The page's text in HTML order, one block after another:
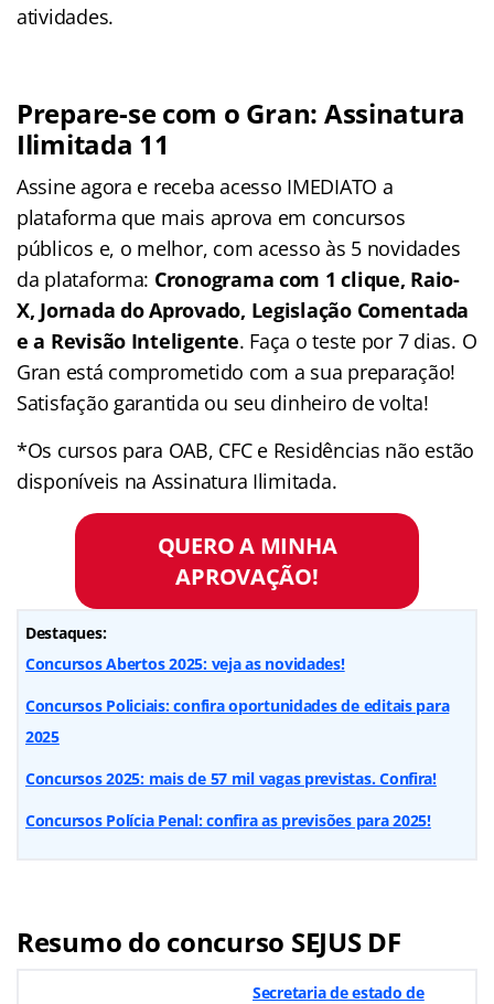
atividades.
Prepare-se com o Gran: Assinatura
Ilimitada 11
Assine agora e receba acesso IMEDIATO a
plataforma que mais aprova em concursos
públicos e, o melhor, com acesso às 5 novidades
da plataforma: Cronograma com 1 clique, Raio-
X, Jornada do Aprovado, Legislação Comentada
e a Revisão Inteligente. Faça o teste por 7 dias. O
Gran está comprometido com a sua preparação!
Satisfação garantida ou seu dinheiro de volta!
*Os cursos para OAB, CFC e Residências não estão
disponíveis na Assinatura Ilimitada.
QUERO A MINHA
APROVAÇÃO!
Destaques:
Concursos Abertos 2025: veja as novidades!
Concursos Policiais: confira oportunidades de editais para
2025
Concursos 2025: mais de 57 mil vagas previstas. Confira!
Concursos Polícia Penal: confira as previsões para 2025!
Resumo do concurso SEJUS DF
Secretaria de estado de